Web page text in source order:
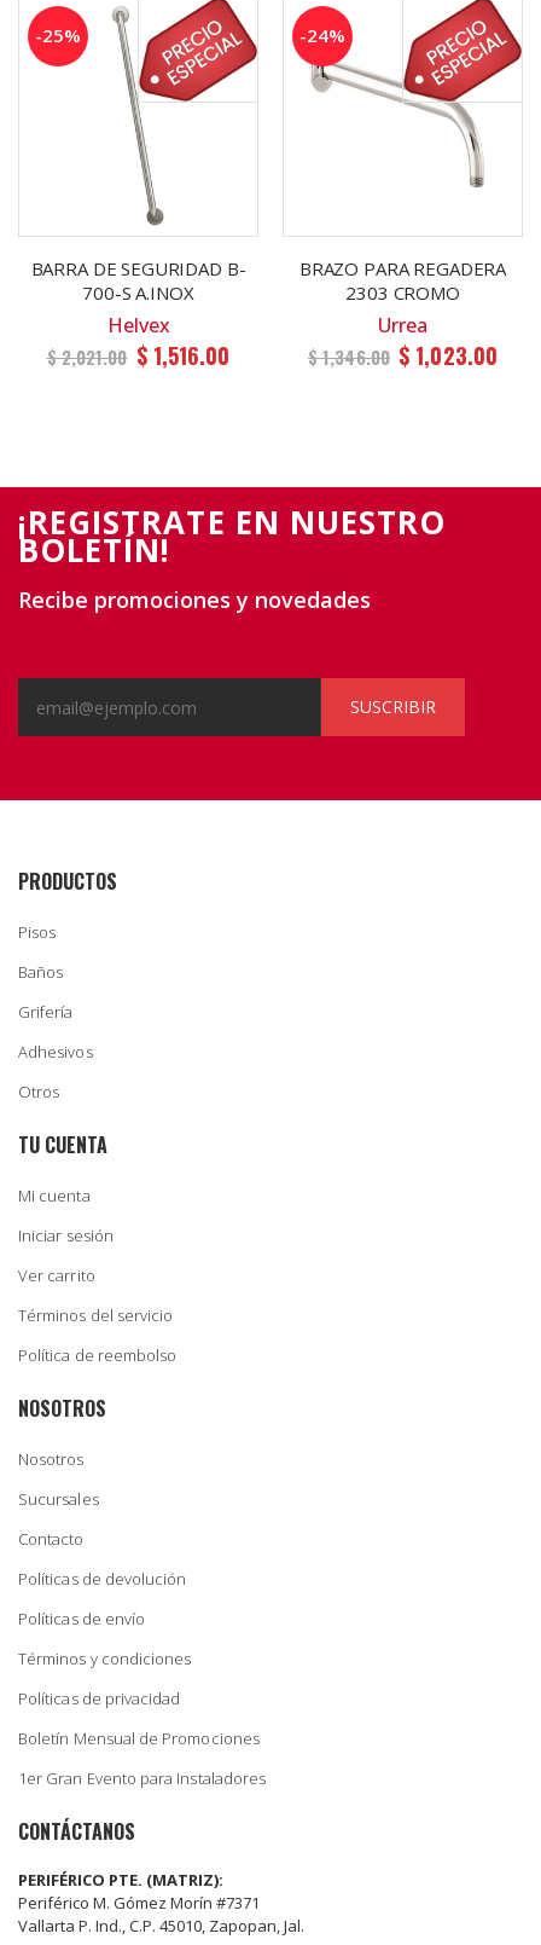
-25%
BARRA DE SEGURIDAD B-
700-S A.INOX
Helvex
$ 2,021.00 $ 1,516.00
-24%
BRAZO PARA REGADERA
2303 CROMO
Urrea
$ 1,346.00 $ 1,023.00
¡REGISTRATE EN NUESTRO
BOLETÍN!
Recibe promociones y novedades
SUSCRIBIR
PRODUCTOS
Pisos
Baños
Grifería
Adhesivos
Otros
TU CUENTA
Mi cuenta
Iniciar sesión
Ver carrito
Términos del servicio
Política de reembolso
NOSOTROS
Nosotros
Sucursales
Contacto
Políticas de devolución
Políticas de envío
Términos y condiciones
Políticas de privacidad
Boletín Mensual de Promociones
1er Gran Evento para Instaladores
CONTÁCTANOS
PERIFÉRICO PTE. (MATRIZ):
Periférico M. Gómez Morín #7371
Vallarta P. Ind., C.P. 45010, Zapopan, Jal.